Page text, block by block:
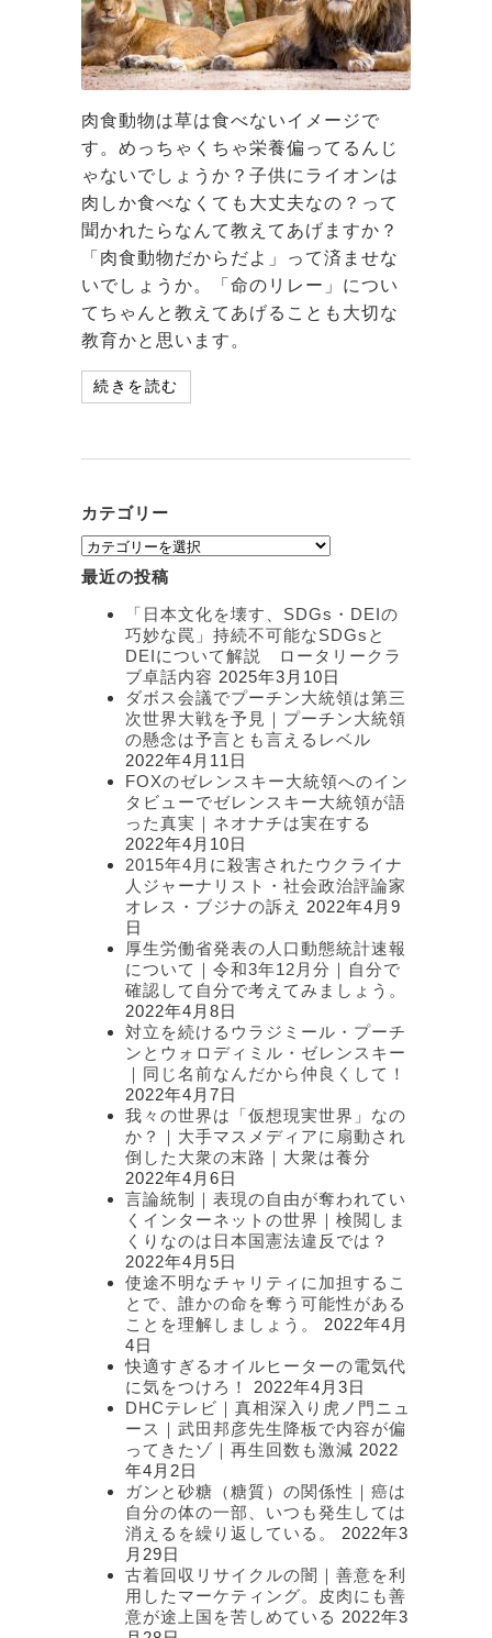
肉食動物は草は食べないイメージで
す。めっちゃくちゃ栄養偏ってるんじ
ゃないでしょうか？子供にライオンは
肉しか食べなくても大丈夫なの？って
聞かれたらなんて教えてあげますか？
「肉食動物だからだよ」って済ませな
いでしょうか。「命のリレー」につい
てちゃんと教えてあげることも大切な
教育かと思います。
続きを読む
カテゴリー
カ
テ
ゴ
最近の投稿
「日本文化を壊す、SDGs・DEIの
巧妙な罠」持続不可能なSDGsと
DEIについて解説 ロータリークラ
ブ卓話内容 2025年3月10日
ダボス会議でプーチン大統領は第三
次世界大戦を予見｜プーチン大統領
の懸念は予言とも言えるレベル
2022年4月11日
FOXのゼレンスキー大統領へのイン
タビューでゼレンスキー大統領が語
った真実｜ネオナチは実在する
2022年4月10日
2015年4月に殺害されたウクライナ
人ジャーナリスト・社会政治評論家
オレス・ブジナの訴え
2022年4月9
日
厚生労働省発表の人口動態統計速報
について｜令和3年12月分｜自分で
確認して自分で考えてみましょう。
2022年4月8日
対立を続けるウラジミール・プーチ
ンとウォロディミル・ゼレンスキー
｜同じ名前なんだから仲良くして！
2022年4月7日
我々の世界は「仮想現実世界」なの
か？｜大手マスメディアに扇動され
倒した大衆の末路｜大衆は養分
2022年4月6日
言論統制｜表現の自由が奪われてい
くインターネットの世界｜検閲しま
くりなのは日本国憲法違反では？
2022年4月5日
使途不明なチャリティに加担するこ
とで、誰かの命を奪う可能性がある
ことを理解しましょう。
2022年4月
4日
快適すぎるオイルヒーターの電気代
に気をつけろ！
2022年4月3日
DHCテレビ｜真相深入り虎ノ門ニュ
ース｜武田邦彦先生降板で内容が偏
ってきたゾ｜再生回数も激減 2022
年4月2日
ガンと砂糖（糖質）の関係性｜癌は
自分の体の一部、いつも発生しては
消えるを繰り返している。
2022年3
月29日
古着回収リサイクルの闇｜善意を利
用したマーケティング。皮肉にも善
意が途上国を苦しめている 2022年3